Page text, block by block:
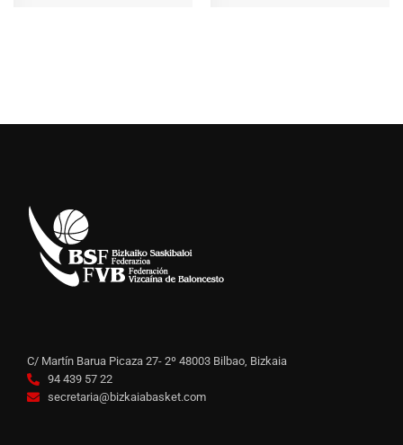
C/ Martín Barua Picaza 27- 2º 48003 Bilbao, Bizkaia
94 439 57 22
secretaria@bizkaiabasket.com